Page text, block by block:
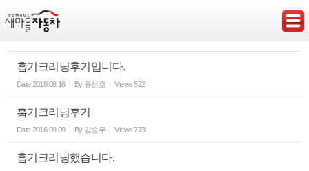
흡기크리닝후기입니다.
Date2018.08.16 By 윤선호 Views 522
흡기크리닝후기
Date2016.09.09 By 김승우 Views 773
흡기크리닝했습니다.
Sketchbook5, 스케치북5
Sketchbook5, 스케치북5